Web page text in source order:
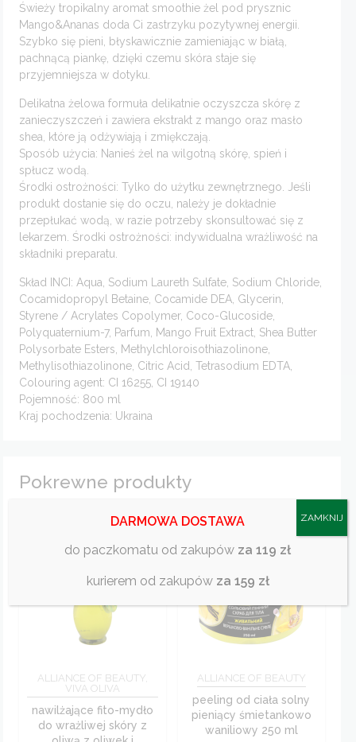
Świeży tropikalny aromat smoothie żel pod prysznic
Mango&Ananas doda Ci zastrzyku pozytywnej energii.
Szybko się pieni, błyskawicznie zamieniając w białą,
pachnącą piankę, dzięki czemu skóra staje się
przyjemniejsza w dotyku.
Delikatna żelowa formuła delikatnie oczyszcza skórę z
zanieczyszczeń i zawiera ekstrakt z mango oraz masło
shea, które ją odżywiają i zmiękczają.
Sposób użycia: Nanieś żel na wilgotną skórę, spień i
spłucz wodą.
Środki ostrożności: Tylko do użytku zewnętrznego. Jeśli
produkt dostanie się do oczu, należy je dokładnie
przepłukać wodą, w razie potrzeby skonsultować się z
lekarzem. Środki ostrożności: indywidualna wrażliwość na
składniki preparatu.
Skład INCI: Aqua, Sodium Laureth Sulfate, Sodium Chloride,
Cocamidopropyl Betaine, Cocamide DEA, Glycerin,
Styrene / Acrylates Copolymer, Coco-Glucoside,
Polyquaternium-7, Parfum, Mango Fruit Extract, Shea Butter
Polysorbate Esters, Methylchloroisothiazolinone,
Methylisothiazolinone, Citric Acid, Tetrasodium EDTA,
Colouring agent: CI 16255, CI 19140
Pojemność: 800 ml
Kraj pochodzenia: Ukraina
Pokrewne produkty
ALLIANCE OF BEAUTY,
VIVA OLIVA
nawilżające fito-mydło
do wrażliwej skóry z
-11%
ALLIANCE OF BEAUTY
peeling od ciała solny
pieniący śmietankowo
waniliowy 250 ml
DARMOWA DOSTAWA
do paczkomatu od zakupów za 119 zł
kurierem od zakupów za 159 zł
ZAMKNIJ